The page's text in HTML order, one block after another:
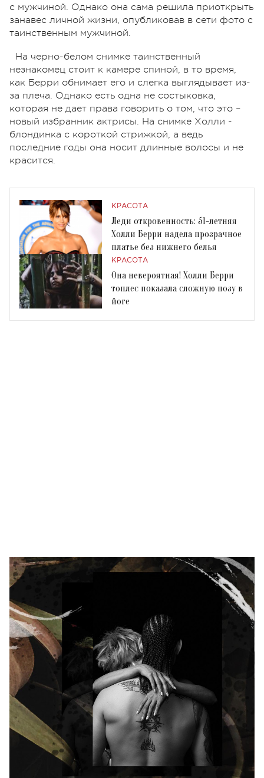
с мужчиной. Однако она сама решила приоткрыть
занавес личной жизни, опубликовав в сети фото с
таинственным мужчиной.
На черно-белом снимке таинственный
незнакомец стоит к камере спиной, в то время,
как Берри обнимает его и слегка выглядывает из-
за плеча. Однако есть одна не состыковка,
которая не дает права говорить о том, что это –
новый избранник актрисы. На снимке Холли -
блондинка с короткой стрижкой, а ведь
последние годы она носит длинные волосы и не
красится.
КРАСОТА
Леди откровенность: 51-летняя
Холли Берри надела прозрачное
платье без нижнего белья
КРАСОТА
Она невероятная! Холли Берри
топлес показала сложную позу в
йоге